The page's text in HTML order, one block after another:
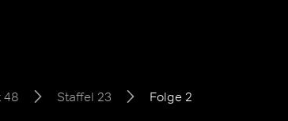
48 Staffel 23 Folge 2